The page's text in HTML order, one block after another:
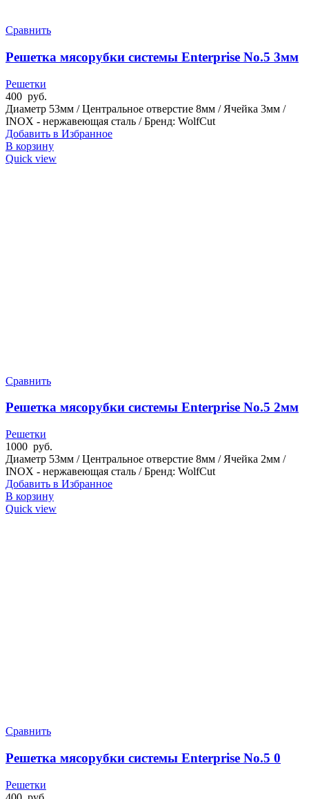
Сравнить
Решетка мясорубки системы Enterprise No.5 3мм
Решетки
400 руб.
Диаметр 53мм / Центральное отверстие 8мм / Ячейка 3мм /
INOX - нержавеющая сталь / Бренд: WolfCut
Добавить в Избранное
В корзину
Quick view
Сравнить
Решетка мясорубки системы Enterprise No.5 2мм
Решетки
1000 руб.
Диаметр 53мм / Центральное отверстие 8мм / Ячейка 2мм /
INOX - нержавеющая сталь / Бренд: WolfCut
Добавить в Избранное
В корзину
Quick view
Сравнить
Решетка мясорубки системы Enterprise No.5 0
Решетки